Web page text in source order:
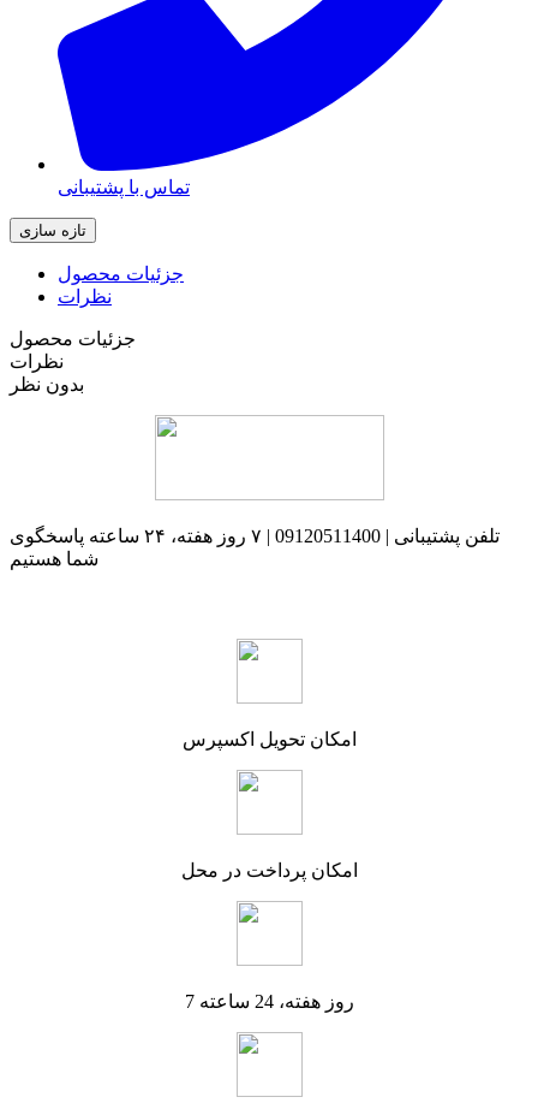
تماس با پشتیبانی
جزئیات محصول
نظرات
جزئیات محصول
نظرات
بدون نظر
تلفن پشتیبانی | 09120511400 | ۷ روز هفته، ۲۴ ساعته پاسخگوی
شما هستیم
امکان تحویل اکسپرس
امکان پرداخت در محل
7 روز هفته، 24 ساعته